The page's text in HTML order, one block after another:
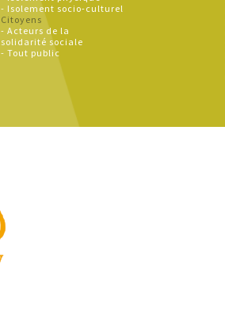
- Isolement socio-culturel
Citoyens
- Acteurs de la
solidarité sociale
- Tout public